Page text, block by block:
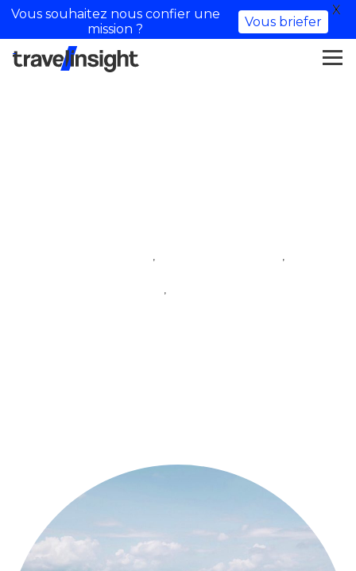
, ,
,
Vous souhaitez nous confier une
mission ?
Vous briefer
X